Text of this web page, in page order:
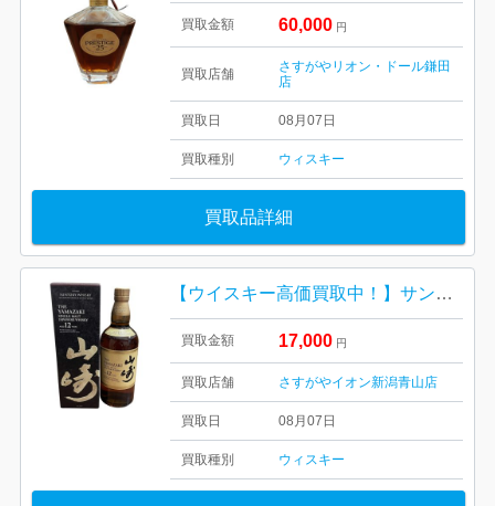
買取金額 60,000 円
買取店舗
さすがやリオン・ドール鎌田
店
買取日 08月07日
買取種別 ウィスキー
買取品詳細
【ウイスキー高価買取中！】サントリー 山崎12年 箱あり
買取金額 17,000 円
買取店舗 さすがやイオン新潟青山店
買取日 08月07日
買取種別 ウィスキー